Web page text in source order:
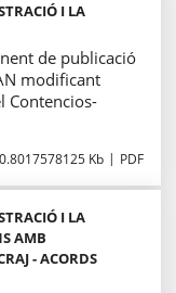
I LA
de publicació
modificant
Contencios-
Kb PDF
I LA
AMB
- ACORDS